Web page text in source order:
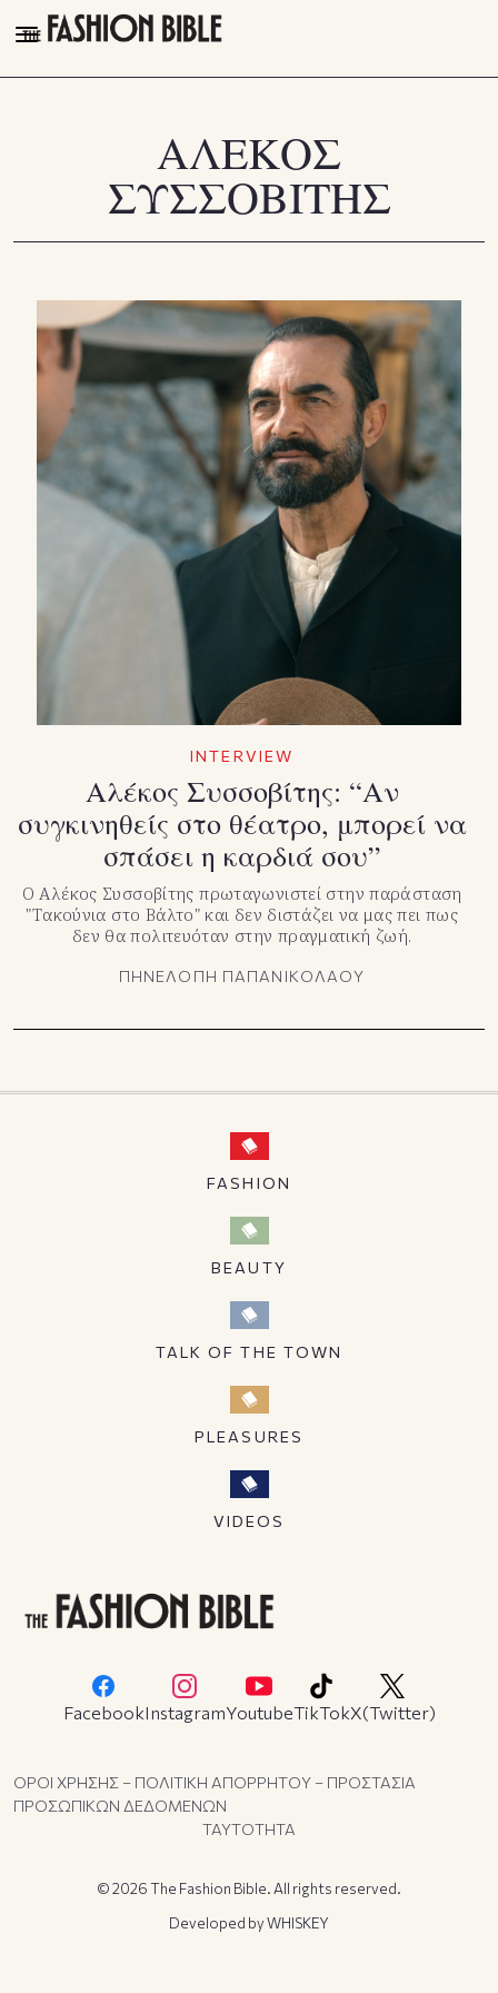
THE FASHION BIBLE
TALK OF THE TOWN
VIDEOS
FOLLOW
Facebook
Instagram
Youtube
TikTok
ΑΛΕΚΟΣ
ΣΥΣΣΟΒΙΤΗΣ
INTERVIEW
Αλέκος Συσσοβίτης: “Αν
συγκινηθείς στο θέατρο, μπορεί να
σπάσει η καρδιά σου”
Ο Αλέκος Συσσοβίτης πρωταγωνιστεί στην παράσταση
"Τακούνια στο Βάλτο" και δεν διστάζει να μας πει πως
δεν θα πολιτευόταν στην πραγματική ζωή.
ΠΗΝΕΛΟΠΗ ΠΑΠΑΝΙΚΟΛΑΟΥ
FASHION
BEAUTY
TALK OF THE TOWN
PLEASURES
VIDEOS
FacebookInstagramYoutubeTikTokX(Twitter)
ΟΡΟΙ ΧΡΗΣΗΣ – ΠΟΛΙΤΙΚΗ ΑΠΟΡΡΗΤΟΥ – ΠΡΟΣΤΑΣΙΑ
ΠΡΟΣΩΠΙΚΩΝ ΔΕΔΟΜΕΝΩΝ
ΤΑΥΤΟΤΗΤΑ
© 2026 The Fashion Bible. All rights reserved.
Developed byWHISKEY